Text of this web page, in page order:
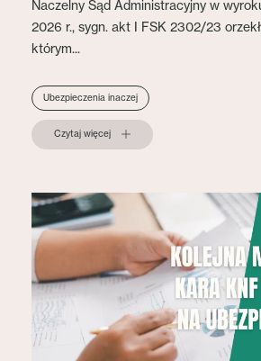
Naczelny Sąd Administracyjny w
2026 r., sygn. akt I FSK 2302/23
którym...
Ubezpieczenia inaczej
Czytaj więcej